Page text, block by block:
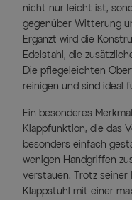
nicht nur leicht ist,
gegenüber Witterung
Ergänzt wird die
Edelstahl, die
Die pflegeleichten
reinigen und sind ideal
Ein besonderes
Klappfunktion, die das
besonders einfach
wenigen Handgriffen
verstauen. Trotz
Klappstuhl mit einer